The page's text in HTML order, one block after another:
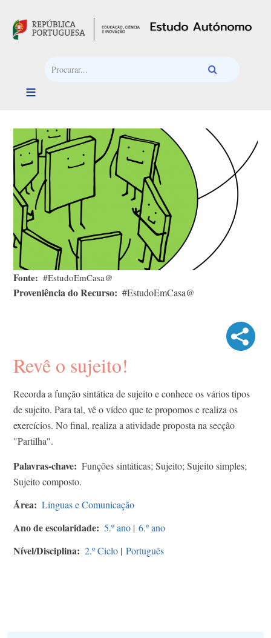
Fonte #EstudoEmCasa@
Proveniência do Recurso #EstudoEmCasa@
Revê o sujeito!
Recorda a função sintática de sujeito e conhece os vários tipos
de sujeito. Para tal, vê o vídeo que te propomos e realiza os
exercícios. No final, realiza a atividade proposta na secção
"Partilha".
Palavras-chave
Funções sintáticas; Sujeito; Sujeito simples;
Sujeito composto.
Área Línguas e Comunicação
Ano de escolaridade 5.º ano | 6.º ano
Nível/Disciplina 2.º Ciclo | Português